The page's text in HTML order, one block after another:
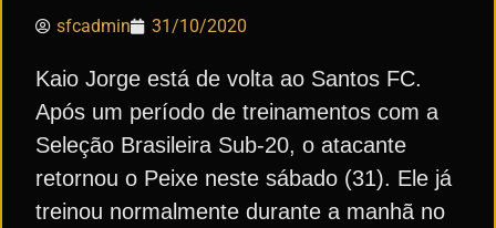
sfcadmin 31/10/2020
Kaio Jorge está de volta ao Santos FC.
Após um período de treinamentos com a
Seleção Brasileira Sub-20, o atacante
retornou o Peixe neste sábado (31). Ele já
treinou normalmente durante a manhã no